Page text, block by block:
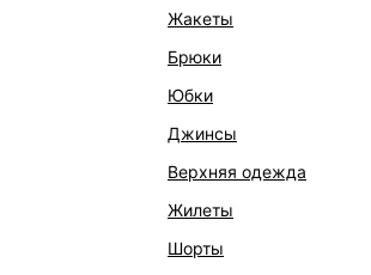
жакеты
брюки
юбки
джинсы
верхняя одежда
жилеты
шорты
ОФИСНАЯ КОЛЛЕКЦИЯ
ЭКСКЛЮЗИВНО ОНЛАЙН